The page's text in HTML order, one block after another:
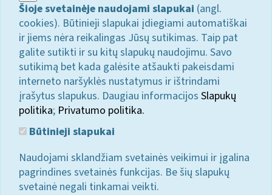
Šioje svetainėje naudojami slapukai (angl.
cookies). Būtinieji slapukai įdiegiami automatiškai
ir jiems nėra reikalingas Jūsų sutikimas. Taip pat
galite sutikti ir su kitų slapukų naudojimu. Savo
sutikimą bet kada galėsite atšaukti pakeisdami
interneto naršyklės nustatymus ir ištrindami
įrašytus slapukus. Daugiau informacijos Slapukų
politika; Privatumo politika.
Būtinieji slapukai
Naudojami sklandžiam svetainės veikimui ir įgalina
pagrindines svetainės funkcijas. Be šių slapukų
svetainė negali tinkamai veikti.